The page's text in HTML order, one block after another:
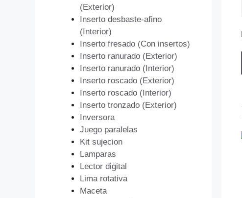
(Exterior)
Inserto desbaste-afino
(Interior)
Inserto fresado (Con insertos)
Inserto ranurado (Exterior)
Inserto ranurado (Interior)
Inserto roscado (Exterior)
Inserto roscado (Interior)
Inserto tronzado (Exterior)
Inversora
Juego paralelas
Kit sujecion
Lamparas
Lector digital
Lima rotativa
Maceta